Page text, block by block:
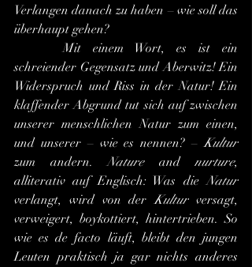
Verlangen danach zu haben – wie soll das
überhaupt gehen?
schreiender Gegensatz und Aberwitz! Ein
Widerspruch und Riss in der Natur! Ein
klaffender Abgrund tut sich auf zwischen
unserer menschlichen Natur zum einen,
und unserer – wie es nennen? – Kultur
zum andern. Nature and nurture,
alliterativ auf Englisch: Was die Natur
verlangt, wird von der Kultur versagt,
verweigert, boykottiert, hintertrieben. So
wie es de facto läuft, bleibt den jungen
Leuten praktisch ja gar nichts anderes